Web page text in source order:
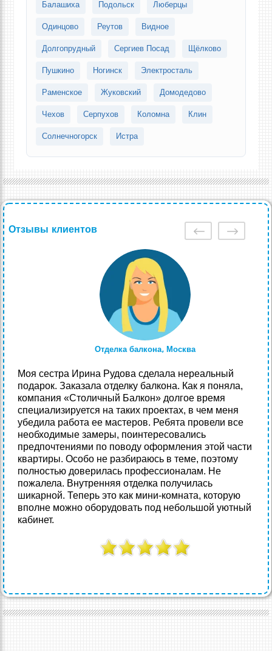
Балашиха Подольск Люберцы
Одинцово Реутов Видное
Долгопрудный Сергиев Посад Щёлково
Пушкино Ногинск Электросталь
Раменское Жуковский Домодедово
Чехов Серпухов Коломна Клин
Солнечногорск Истра
Отзывы клиентов
Отделка балкона, Москва
Моя сестра Ирина Рудова сделала нереальный
подарок. Заказала отделку балкона. Как я поняла,
компания «Столичный Балкон» долгое время
специализируется на таких проектах, в чем меня
убедила работа ее мастеров. Ребята провели все
необходимые замеры, поинтересовались
предпочтениями по поводу оформления этой части
квартиры. Особо не разбираюсь в теме, поэтому
полностью доверилась профессионалам. Не
пожалела. Внутренняя отделка получилась
шикарной. Теперь это как мини-комната, которую
вполне можно оборудовать под небольшой уютный
кабинет.